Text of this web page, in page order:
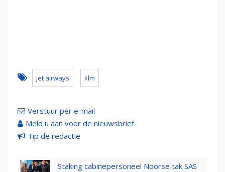
jet airways klm
Verstuur per e-mail
Meld u aan voor de nieuwsbrief
Tip de redactie
Staking cabinepersoneel Noorse tak SAS